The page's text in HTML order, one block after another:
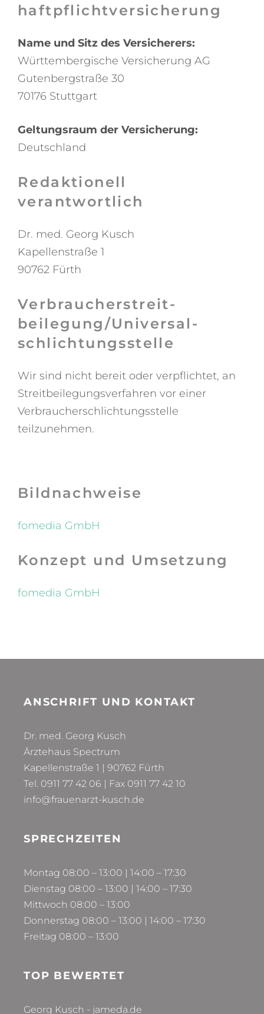
haftpflicht­versicherung
Name und Sitz des Versicherers:
Württembergische Versicherung AG
Gutenbergstraße 30
70176 Stuttgart
Geltungsraum der Versicherung:
Deutschland
Redaktionell
verantwortlich
Dr. med. Georg Kusch
Kapellenstraße 1
90762 Fürth
Verbraucher­streit­
beilegung/Universal­
schlichtungs­stelle
Wir sind nicht bereit oder verpflichtet, an
Streitbeilegungsverfahren vor einer
Verbraucherschlichtungsstelle
teilzunehmen.
Bildnachweise
fomedia GmbH
Konzept und Umsetzung
fomedia GmbH
ANSCHRIFT UND KONTAKT
Dr. med. Georg Kusch
Ärztehaus Spectrum
Kapellenstraße 1 | 90762 Fürth
Tel. 0911 77 42 06 | Fax 0911 77 42 10
info@frauenarzt-kusch.de
SPRECHZEITEN
Montag 08:00 – 13:00 | 14:00 – 17:30
Dienstag 08:00 – 13:00 | 14:00 – 17:30
Mittwoch 08:00 – 13:00
Donnerstag 08:00 – 13:00 | 14:00 – 17:30
Freitag 08:00 – 13:00
TOP BEWERTET
Georg Kusch - jameda.de